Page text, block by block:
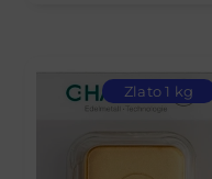
Zlato 1 kg